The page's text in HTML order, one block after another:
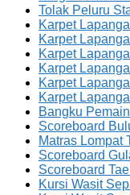
Tolak Peluru
Karpet
Karpet
Karpet
Karpet
Karpet
Karpet
Bangku
Scoreboard
Matras Lompat
Scoreboard
Scoreboard
Kursi Wasit